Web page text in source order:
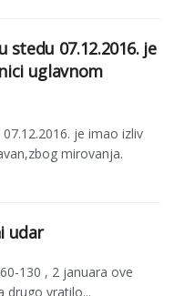
stedu 07.12.2016. je
uglavnom
je imao izliv
mirovanja.
udar
130 , 2 januara ove
drugo vratilo...